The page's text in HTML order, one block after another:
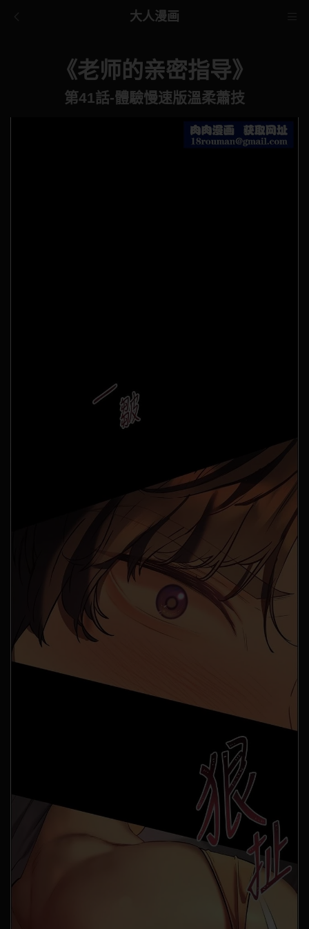
大人漫画
《老师的亲密指导》
第41話-體驗慢速版溫柔蕭技